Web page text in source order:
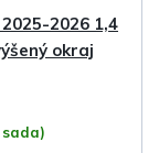
2026 1,4
okraj
sada)